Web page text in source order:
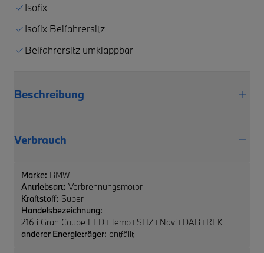
Isofix
Isofix Beifahrersitz
Beifahrersitz umklappbar
Beschreibung
Verbrauch
Marke: BMW
Antriebsart: Verbrennungsmotor
Kraftstoff: Super
Handelsbezeichnung:
216 i Gran Coupe LED+Temp+SHZ+Navi+DAB+RFK
anderer Energieträger: entfällt